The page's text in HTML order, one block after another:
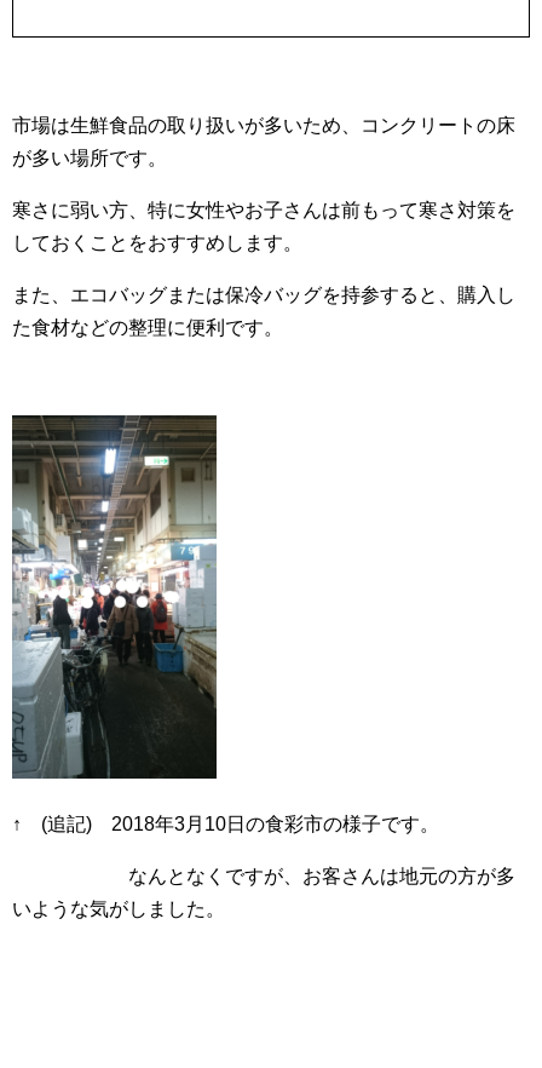
市場は生鮮食品の取り扱いが多いため、コンクリートの床
が多い場所です。
寒さに弱い方、特に女性やお子さんは前もって寒さ対策を
しておくことをおすすめします。
また、エコバッグまたは保冷バッグを持参すると、購入し
た食材などの整理に便利です。
↑ (追記) 2018年3月10日の食彩市の様子です。
なんとなくですが、お客さんは地元の方が多
いような気がしました。